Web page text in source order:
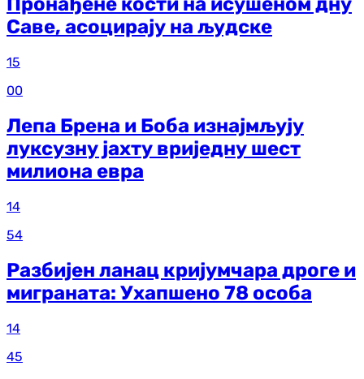
Саве, асоцирају на људске
15
00
Лепа Брена и Боба изнајмљују
луксузну јахту вриједну шест
милиона евра
14
54
Разбијен ланац кријумчара дроге и
миграната: Ухапшено 78 особа
14
45